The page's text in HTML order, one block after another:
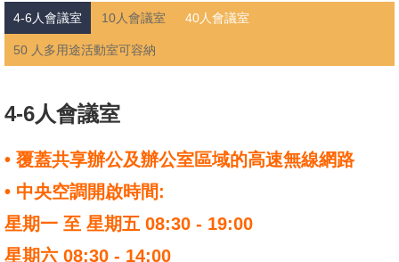
4-6人會議室 10人會議室 40人會議室
50 人多用途活動室可容納
4-6人會議室
• 覆蓋共享辦公及辦公室區域的高速無線網路
• 中央空調開啟時間:
星期一 至 星期五 08:30 - 19:00
星期六 08:30 - 14:00